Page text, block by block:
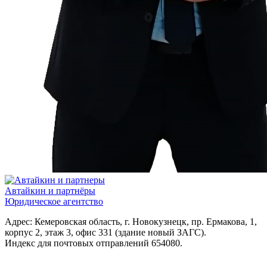
Автайкин и партнёры
Юридическое агентство
Адрес: Кемеровская область, г. Новокузнецк, пр. Ермакова, 1,
корпус 2, этаж 3, офис 331 (здание новый ЗАГС).
Индекс для почтовых отправлений 654080.